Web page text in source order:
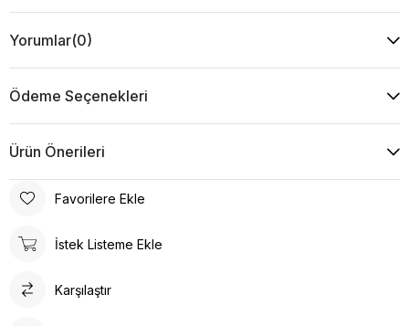
Yorumlar(0)
Ödeme Seçenekleri
Ürün Önerileri
Favorilere Ekle
İstek Listeme Ekle
Karşılaştır